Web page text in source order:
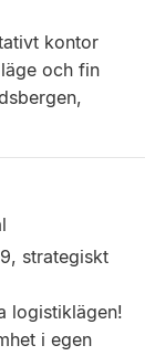
kontor
och fin
strategiskt
logistiklägen!
i egen